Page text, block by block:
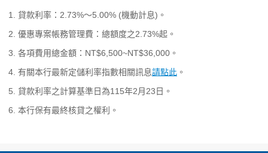
貸款利率：2.73%～5.00% (機動計息)。
優惠專案帳務管理費：總額度之2.73%起。
各項費用總金額：NT$6,500~NT$36,000。
有關本行最新定儲利率指數相關訊息請點此 。
貸款利率之計算基準日為115年2月23日。
本行保有最終核貸之權利。